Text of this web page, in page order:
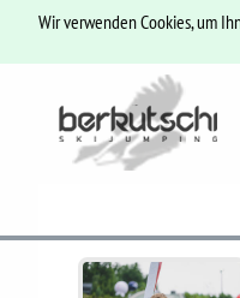
Wir verwenden Cookies, um